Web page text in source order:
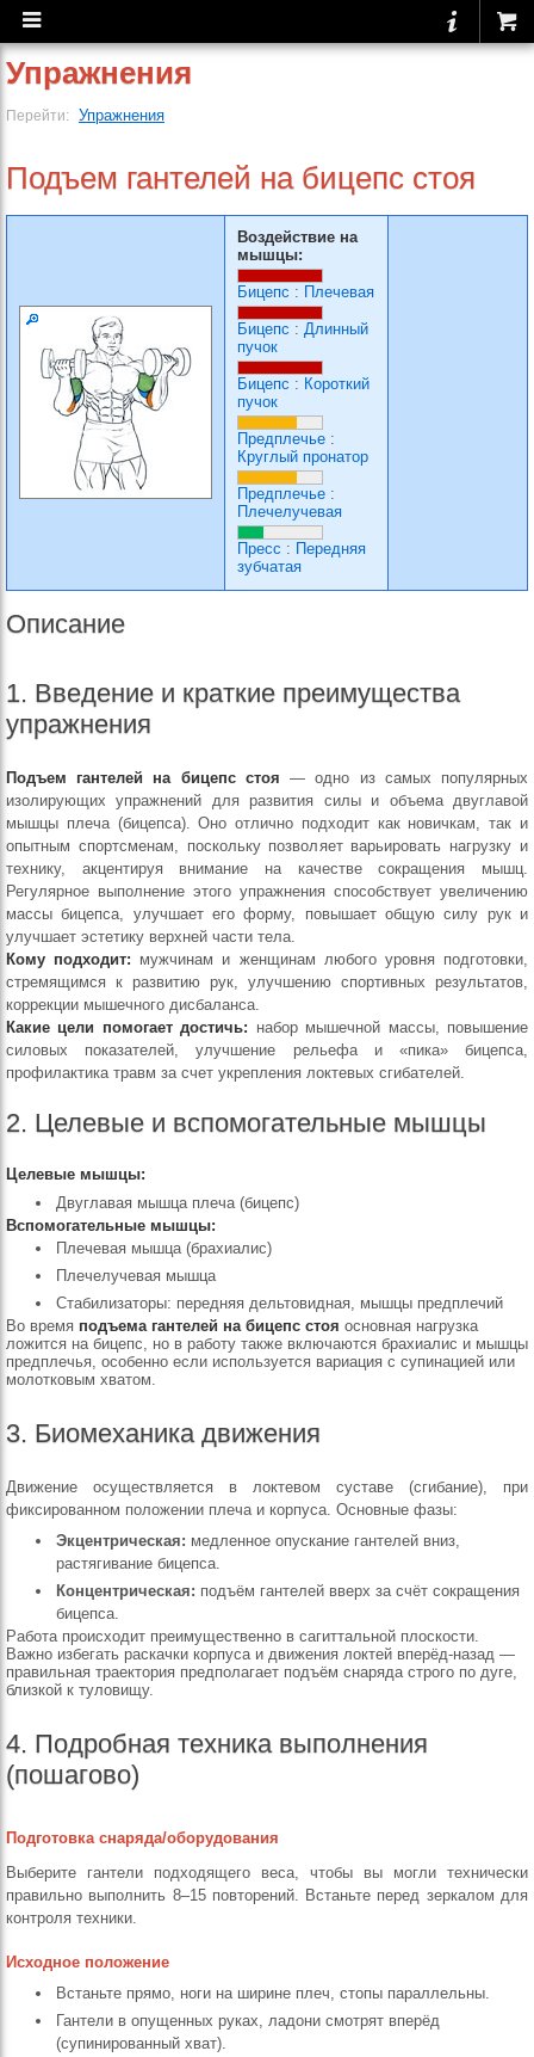
Упражнения
Перейти: Упражнения
Подъем гантелей на бицепс стоя
Воздействие на
мышцы:
Бицепс : Плечевая
Бицепс : Длинный
пучок
Бицепс : Короткий
пучок
Предплечье :
Круглый пронатор
Предплечье :
Плечелучевая
Пресс : Передняя
зубчатая
Описание
1. Введение и краткие преимущества
упражнения
Подъем гантелей на бицепс стоя — одно из самых популярных
изолирующих упражнений для развития силы и объема двуглавой
мышцы плеча (бицепса). Оно отлично подходит как новичкам, так и
опытным спортсменам, поскольку позволяет варьировать нагрузку и
технику, акцентируя внимание на качестве сокращения мышц.
Регулярное выполнение этого упражнения способствует увеличению
массы бицепса, улучшает его форму, повышает общую силу рук и
улучшает эстетику верхней части тела.
Кому подходит: мужчинам и женщинам любого уровня подготовки,
стремящимся к развитию рук, улучшению спортивных результатов,
коррекции мышечного дисбаланса.
Какие цели помогает достичь: набор мышечной массы, повышение
силовых показателей, улучшение рельефа и «пика» бицепса,
профилактика травм за счет укрепления локтевых сгибателей.
2. Целевые и вспомогательные мышцы
Целевые мышцы:
Двуглавая мышца плеча (бицепс)
Вспомогательные мышцы:
Плечевая мышца (брахиалис)
Плечелучевая мышца
Стабилизаторы: передняя дельтовидная, мышцы предплечий
Во время подъема гантелей на бицепс стоя основная нагрузка
ложится на бицепс, но в работу также включаются брахиалис и мышцы
предплечья, особенно если используется вариация с супинацией или
молотковым хватом.
3. Биомеханика движения
Движение осуществляется в локтевом суставе (сгибание), при
фиксированном положении плеча и корпуса. Основные фазы:
Экцентрическая: медленное опускание гантелей вниз,
растягивание бицепса.
Концентрическая: подъём гантелей вверх за счёт сокращения
бицепса.
Работа происходит преимущественно в сагиттальной плоскости.
Важно избегать раскачки корпуса и движения локтей вперёд-назад —
правильная траектория предполагает подъём снаряда строго по дуге,
близкой к туловищу.
4. Подробная техника выполнения
(пошагово)
Подготовка снаряда/оборудования
Выберите гантели подходящего веса, чтобы вы могли технически
правильно выполнить 8–15 повторений. Встаньте перед зеркалом для
контроля техники.
Исходное положение
Встаньте прямо, ноги на ширине плеч, стопы параллельны.
Гантели в опущенных руках, ладони смотрят вперёд
(супинированный хват).